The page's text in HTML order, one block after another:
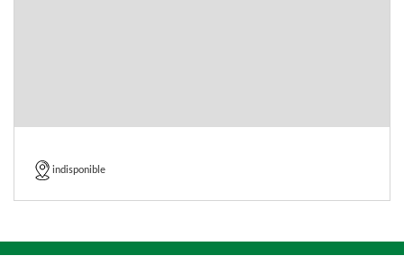
indisponible